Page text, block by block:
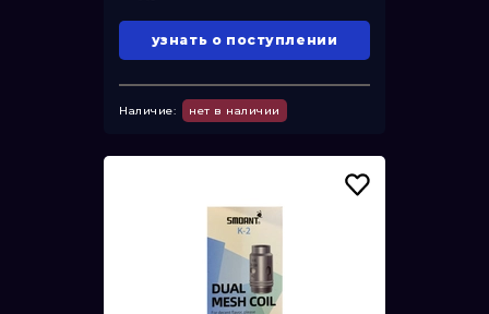
узнать о поступлении
Наличие: нет в наличии